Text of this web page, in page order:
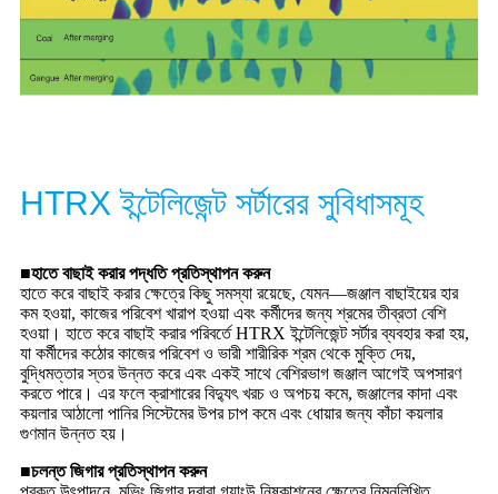
HTRX ইন্টেলিজেন্ট সর্টারের সুবিধাসমূহ
■হাতে বাছাই করার পদ্ধতি প্রতিস্থাপন করুন
হাতে করে বাছাই করার ক্ষেত্রে কিছু সমস্যা রয়েছে, যেমন—জঞ্জাল বাছাইয়ের হার
কম হওয়া, কাজের পরিবেশ খারাপ হওয়া এবং কর্মীদের জন্য শ্রমের তীব্রতা বেশি
হওয়া। হাতে করে বাছাই করার পরিবর্তে HTRX ইন্টেলিজেন্ট সর্টার ব্যবহার করা হয়,
যা কর্মীদের কঠোর কাজের পরিবেশ ও ভারী শারীরিক শ্রম থেকে মুক্তি দেয়,
বুদ্ধিমত্তার স্তর উন্নত করে এবং একই সাথে বেশিরভাগ জঞ্জাল আগেই অপসারণ
করতে পারে। এর ফলে ক্রাশারের বিদ্যুৎ খরচ ও অপচয় কমে, জঞ্জালের কাদা এবং
কয়লার আঠালো পানির সিস্টেমের উপর চাপ কমে এবং ধোয়ার জন্য কাঁচা কয়লার
গুণমান উন্নত হয়।
■চলন্ত জিগার প্রতিস্থাপন করুন